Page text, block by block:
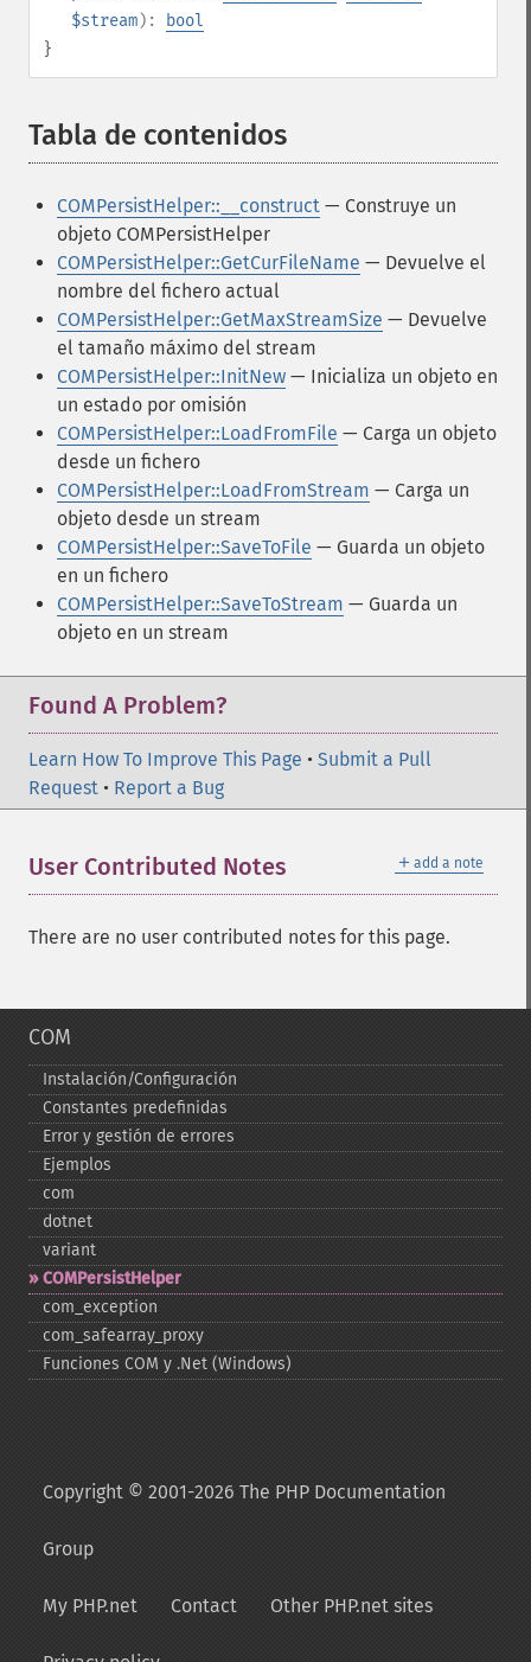
$stream):
bool
}
Tabla de contenidos
COMPersistHelper::__construct — Construye un
objeto COMPersistHelper
COMPersistHelper::GetCurFileName — Devuelve el
nombre del fichero actual
COMPersistHelper::GetMaxStreamSize — Devuelve
el tamaño máximo del stream
COMPersistHelper::InitNew — Inicializa un objeto en
un estado por omisión
COMPersistHelper::LoadFromFile — Carga un objeto
desde un fichero
COMPersistHelper::LoadFromStream — Carga un
objeto desde un stream
COMPersistHelper::SaveToFile — Guarda un objeto
en un fichero
COMPersistHelper::SaveToStream — Guarda un
objeto en un stream
Found A Problem?
Learn How To Improve This Page • Submit a Pull
Request • Report a Bug
＋ add a note
User Contributed Notes
There are no user contributed notes for this page.
COM
Instalación/Configuración
Constantes predefinidas
Error y gestión de errores
Ejemplos
com
dotnet
variant
COMPersistHelper
com_​exception
com_​safearray_​proxy
Funciones COM y .Net (Windows)
Copyright © 2001-2026 The PHP Documentation
Group
My PHP.net Contact Other PHP.net sites